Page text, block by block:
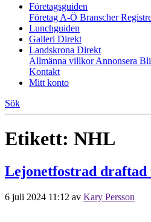
Företagsguiden
Företag A-Ö Branscher
Lunchguiden
Galleri Direkt
Landskrona Direkt
Allmänna villkorAnnonsera Bli
Kontakt
Mitt konto
Sök
Etikett: NHL
Lejonetfostrad
6 juli 2024 11:12 av Kary Persson